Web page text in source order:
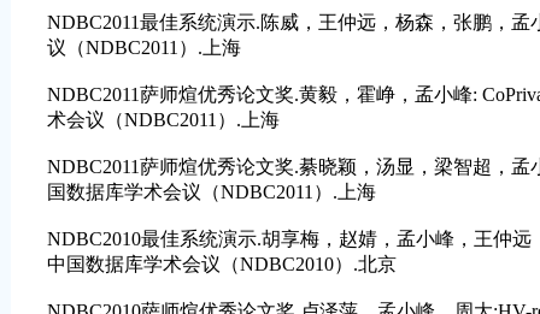
NDBC2011最佳系统演示.陈威，王仲远，杨森，张鹏，孟
议（NDBC2011）.上海
NDBC2011萨师煊优秀论文奖.黄毅，霍峥，孟小峰:
术会议（NDBC2011）.上海
NDBC2011萨师煊优秀论文奖.綦晓颖，汤显，梁智超，
国数据库学术会议（NDBC2011）.上海
NDBC2010最佳系统演示.胡享梅，赵婧，孟小峰，王仲
中国数据库学术会议（NDBC2010）.北京